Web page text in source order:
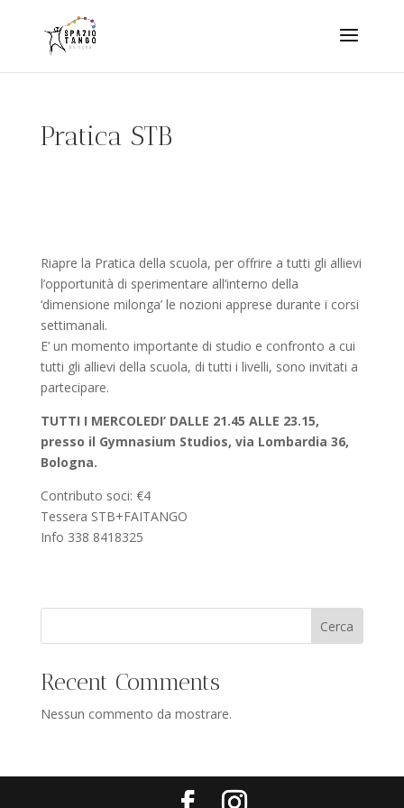
Pratica STB
Riapre la Pratica della scuola, per offrire a tutti gli allievi
l’opportunità di sperimentare all’interno della
‘dimensione milonga’ le nozioni apprese durante i corsi
settimanali.
E’ un momento importante di studio e confronto a cui
tutti gli allievi della scuola, di tutti i livelli, sono invitati a
partecipare.
TUTTI I MERCOLEDI’ DALLE 21.45 ALLE 23.15,
presso il Gymnasium Studios, via Lombardia 36,
Bologna.
Contributo soci: €4
Tessera STB+FAITANGO
Info 338 8418325
Cerca
Recent Comments
Nessun commento da mostrare.